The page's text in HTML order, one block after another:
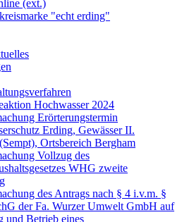
(ext.)
"echt erding"
Hochwasser 2024
Erörterungstermin
Erding, Gewässer II.
Ortsbereich Bergham
Vollzug des
WHG zweite
des Antrags nach § 4 i.v.m. §
der Fa. Wurzer Umwelt GmbH auf
und Betrieb eines